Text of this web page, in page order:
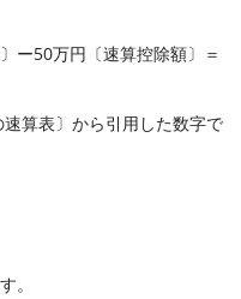
ー50万円〔速算控除額〕＝
算表〕から引用した数字で
。